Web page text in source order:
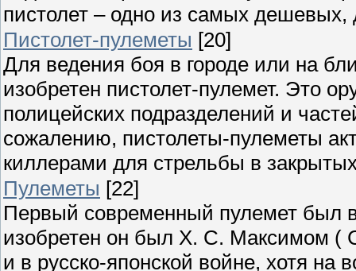
пистолет – одно из самых
Пистолет-пулеметы [20]
Для ведения боя в городе или на
изобретен пистолет-пулемет. Это
полицейских подразделений и
сожалению, пистолеты-пулеметы
киллерами для стрельбы в
Пулеметы [22]
Первый современный пулемет был
изобретен он был X. С. Максимом (
и в русско-японской войне, хотя